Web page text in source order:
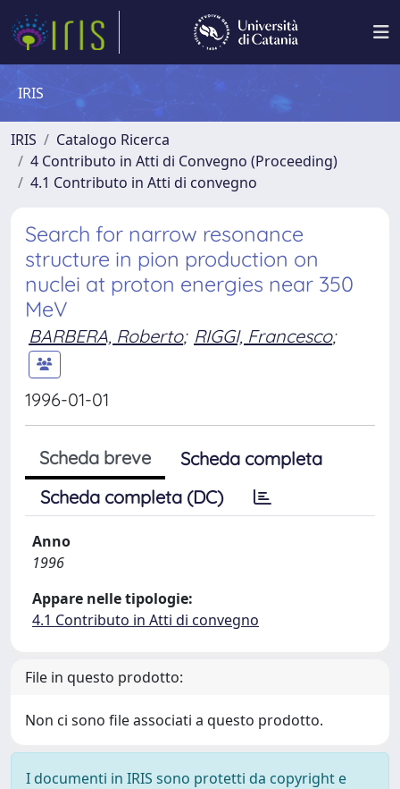
IRIS
IRIS
Catalogo Ricerca
4 Contributo in Atti di Convegno (Proceeding)
4.1 Contributo in Atti di convegno
Search for narrow resonance
structure in pion production on
nuclei at proton energies near 350
MeV
BARBERA, Roberto; RIGGI, Francesco;
1996-01-01
Scheda breve
Scheda completa
Scheda completa (DC)
Anno
1996
Appare nelle tipologie:
4.1 Contributo in Atti di convegno
File in questo prodotto:
Non ci sono file associati a questo prodotto.
I documenti in IRIS sono protetti da copyright e